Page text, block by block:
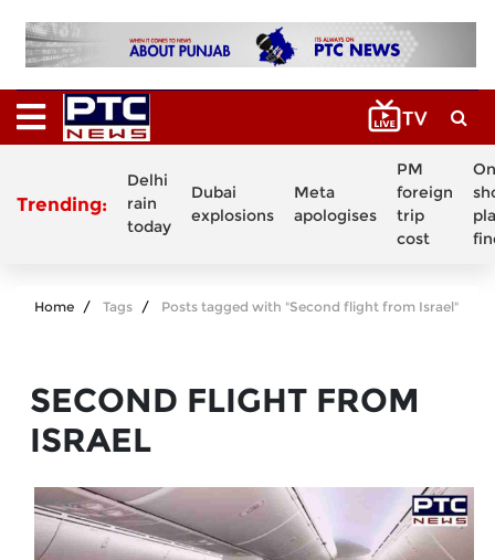
Trending:
Delhi
rain
today
Dubai
explosions
Meta
apologises
PM
foreign
trip
cost
Home Tags Posts tagged with "Second flight from Israel"
SECOND FLIGHT FROM
ISRAEL